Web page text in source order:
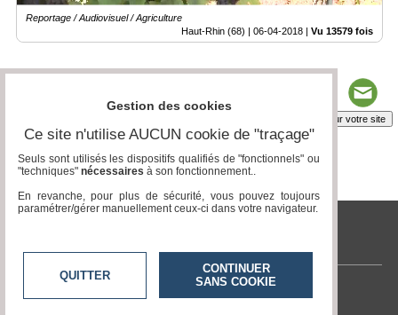
Reportage / Audiovisuel / Agriculture
Haut-Rhin (68) | 06-04-2018 | Vu 13579 fois
Insérez sur votre site
tvlocale.fr
Contactez-nous
Gestion des cookies
Ce site n'utilise AUCUN cookie de "traçage"
Seuls sont utilisés les dispositifs qualifiés de "fonctionnels" ou
"techniques" nécessaires à son fonctionnement..
En revanche, pour plus de sécurité, vous pouvez toujours
paramétrer/gérer manuellement ceux-ci dans votre navigateur.
QUITTER
CONTINUER
SANS COOKIE